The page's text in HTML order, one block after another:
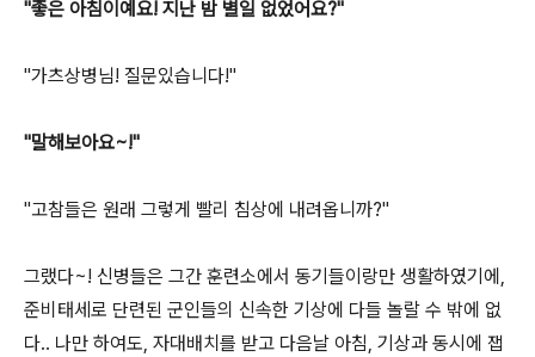
"좋은 아침이예요! 지난 밤 별일 없었어요?"
"가츠상병님! 질문있습니다!"
"말해보아요~!"
"고참들은 원래 그렇게 빨리 침상에 내려옵니까?"
그랬다~! 신병들은 그간 훈련소에서 동기들이랑만 생활하였기에,
준비태세로 단련된 군인들의 신속한 기상에 다들 놀랄 수 밖에 없
다.. 나만 하여도, 자대배치를 받고 다음날 아침, 기상과 동시에 잽